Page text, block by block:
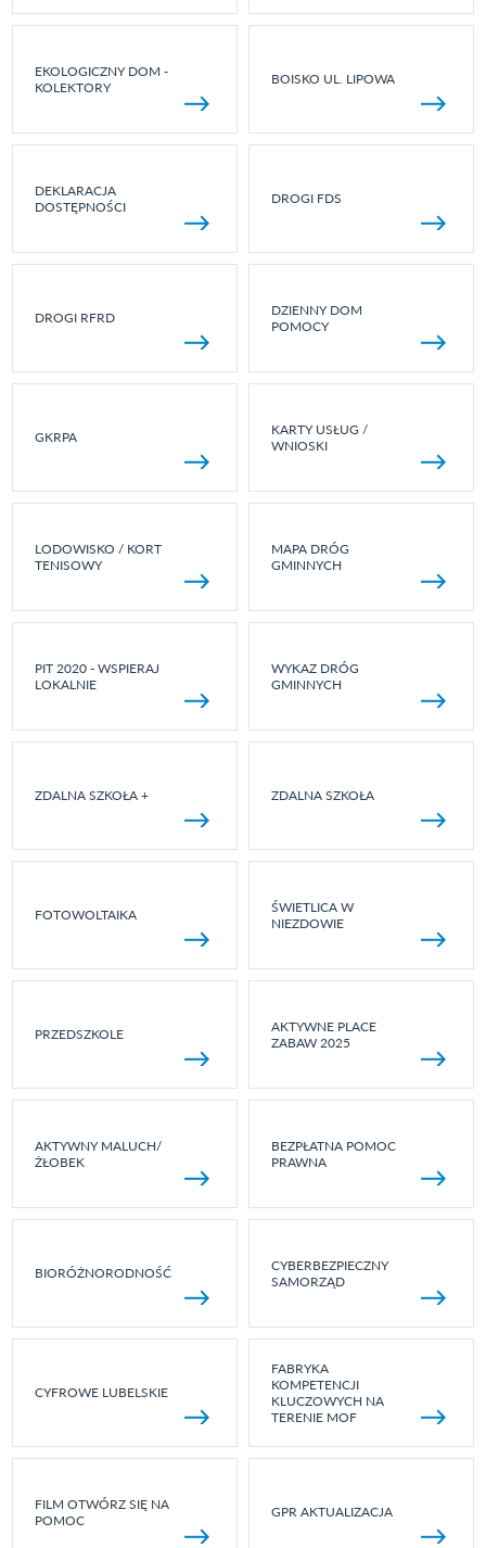
EKOLOGICZNY DOM -
KOLEKTORY
BOISKO UL. LIPOWA
DEKLARACJA
DOSTĘPNOŚCI
DROGI FDS
DROGI RFRD
DZIENNY DOM
POMOCY
GKRPA
KARTY USŁUG /
WNIOSKI
LODOWISKO / KORT
TENISOWY
MAPA DRÓG
GMINNYCH
PIT 2020 - WSPIERAJ
LOKALNIE
WYKAZ DRÓG
GMINNYCH
ZDALNA SZKOŁA + ZDALNA SZKOŁA
FOTOWOLTAIKA
ŚWIETLICA W
NIEZDOWIE
PRZEDSZKOLE
AKTYWNE PLACE
ZABAW 2025
AKTYWNY MALUCH/
ŻŁOBEK
BEZPŁATNA POMOC
PRAWNA
BIORÓŻNORODNOŚĆ
CYBERBEZPIECZNY
SAMORZĄD
CYFROWE LUBELSKIE
FABRYKA
KOMPETENCJI
KLUCZOWYCH NA
TERENIE MOF
FILM OTWÓRZ SIĘ NA
POMOC
GPR AKTUALIZACJA